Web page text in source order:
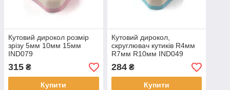
Кутовий дирокол розмір
зрізу 5мм 10мм 15мм
IND079
315 ₴
Купити
Кутовий дирокол,
скруглювач кутиків R4мм
R7мм R10мм IND049
284₴
Купити